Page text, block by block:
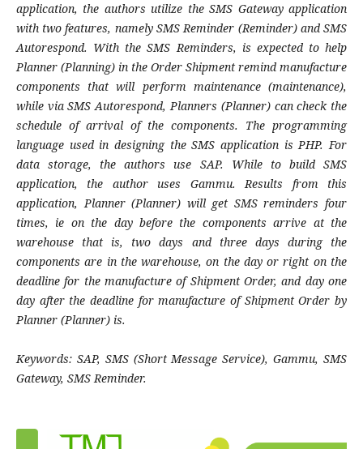
application, the authors utilize the SMS Gateway application
with two features, namely SMS Reminder (Reminder) and SMS
Autorespond. With the SMS Reminders, is expected to help
Planner (Planning) in the Order Shipment remind manufacture
components that will perform maintenance (maintenance),
while via SMS Autorespond, Planners (Planner) can check the
schedule of arrival of the components. The programming
language used in designing the SMS application is PHP. For
data storage, the authors use SAP. While to build SMS
application, the author uses Gammu. Results from this
application, Planner (Planner) will get SMS reminders four
times, ie on the day before the components arrive at the
warehouse that is, two days and three days during the
components are in the warehouse, on the day or right on the
deadline for the manufacture of Shipment Order, and day one
day after the deadline for manufacture of Shipment Order by
Planner (Planner) is.
Keywords: SAP, SMS (Short Message Service), Gammu, SMS
Gateway, SMS Reminder.